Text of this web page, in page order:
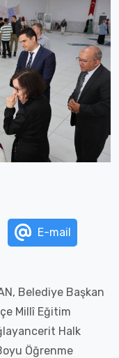
E-mail
Belediye Başkan
Millî Eğitim
Halk
Öğrenme